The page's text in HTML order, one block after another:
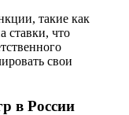
такие как
ставки, что
свои
в России